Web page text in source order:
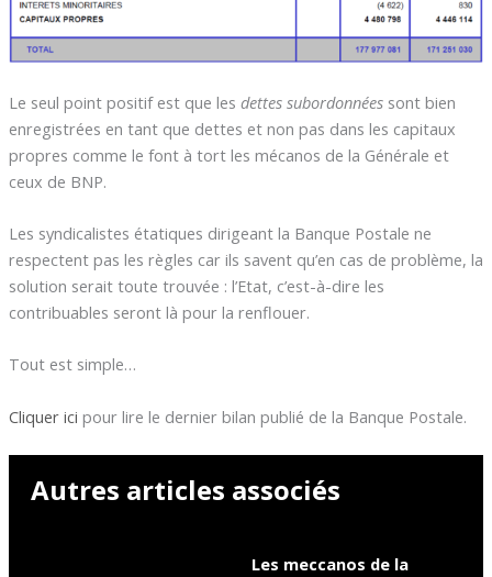
Le seul point positif est que les dettes subordonnées sont bien
enregistrées en tant que dettes et non pas dans les capitaux
propres comme le font à tort les mécanos de la Générale et
ceux de BNP.
Les syndicalistes étatiques dirigeant la Banque Postale ne
respectent pas les règles car ils savent qu’en cas de problème, la
solution serait toute trouvée : l’Etat, c’est-à-dire les
contribuables seront là pour la renflouer.
Tout est simple…
Cliquer ici pour lire le dernier bilan publié de la Banque Postale.
Autres articles associés
Les meccanos de la